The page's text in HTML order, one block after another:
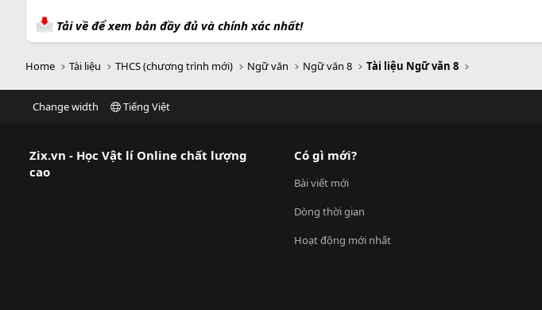
Tải về để xem bản đầy đủ và chính xác nhất!
Home Tài liệu THCS (chương trình mới) Ngữ văn Ngữ văn 8 Tài liệu Ngữ văn 8
Change width Tiếng Việt
Zix.vn - Học Vật lí Online chất lượng
cao
Có gì mới?
Bài viết mới
Dòng thời gian
Hoạt động mới nhất